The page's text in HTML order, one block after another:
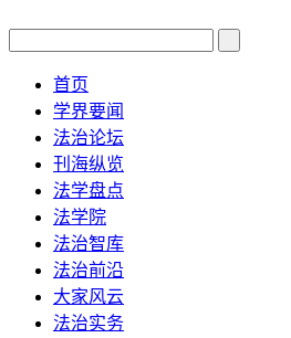
首页
学界要闻
法治论坛
刊海纵览
法学盘点
法学院
法治智库
法治前沿
大家风云
法治实务